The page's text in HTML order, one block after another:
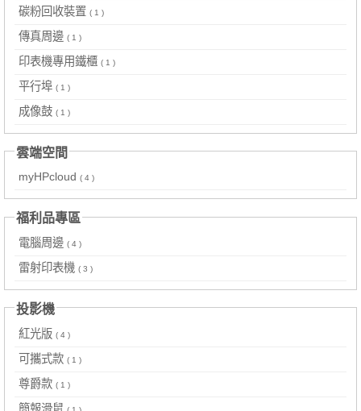
碳粉回收裝置 ( 1 )
傳真周邊 ( 1 )
印表機專用鐵櫃 ( 1 )
平行埠 ( 1 )
成像鼓 ( 1 )
雲端空間
myHPcloud ( 4 )
福利品專區
電腦周邊 ( 4 )
雷射印表機 ( 3 )
投影機
紅光版 ( 4 )
可攜式款 ( 1 )
尊爵款 ( 1 )
簡報滑鼠